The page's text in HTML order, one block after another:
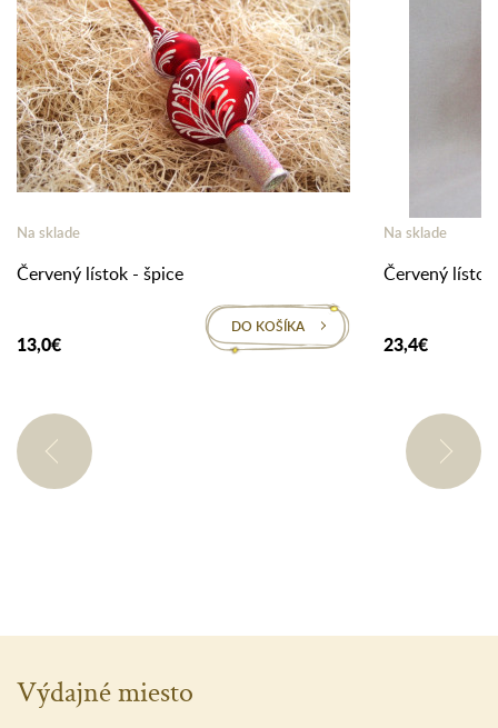
Na sklade
Červený lístok - špice
13,0€
DO KOŠÍKA
Na sklade
Červený
23,4€
Výdajné miesto